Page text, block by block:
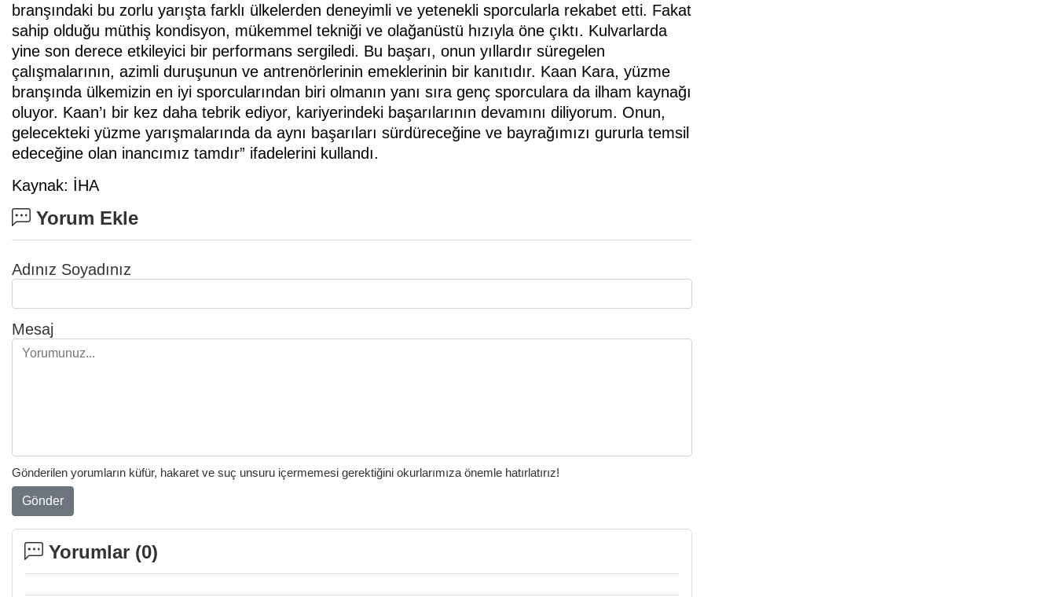
branşındaki bu zorlu yarışta farklı ülkelerden deneyimli ve yetenekli sporcularla rekabet etti. Fakat
sahip olduğu müthiş kondisyon, mükemmel tekniği ve olağanüstü hızıyla öne çıktı. Kulvarlarda
yine son derece etkileyici bir performans sergiledi. Bu başarı, onun yıllardır süregelen
çalışmalarının, azimli duruşunun ve antrenörlerinin emeklerinin bir kanıtıdır. Kaan Kara, yüzme
branşında ülkemizin en iyi sporcularından biri olmanın yanı sıra genç sporculara da ilham kaynağı
oluyor. Kaan’ı bir kez daha tebrik ediyor, kariyerindeki başarılarının devamını diliyorum. Onun,
gelecekteki yüzme yarışmalarında da aynı başarıları sürdüreceğine ve bayrağımızı gururla temsil
edeceğine olan inancımız tamdır” ifadelerini kullandı.
Kaynak: İHA
Yorum Ekle
Adınız Soyadınız
Mesaj
Gönderilen yorumların küfür, hakaret ve suç unsuru içermemesi gerektiğini okurlarımıza önemle hatırlatırız!
Gönder
Yorumlar (0)